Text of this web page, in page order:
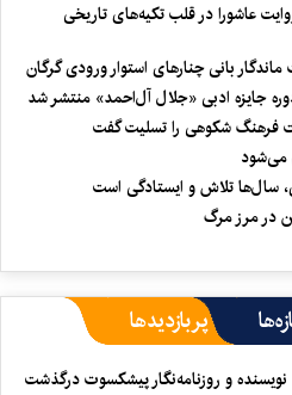
عاشورا در قلب تکیه‌های تاریخی
بانی چنارهای استوار ورودی گرگان
جایزه ادبی «جلال آل‌احمد» منتشر شد
فرهنگ شکوهی را تسلیت گفت
می‌شود
سال‌ها تلاش و ایستادگی است
در مرز مرگ
پربازدیدها
نویسنده و روزنامه‌نگار پیشکسوت درگذشت